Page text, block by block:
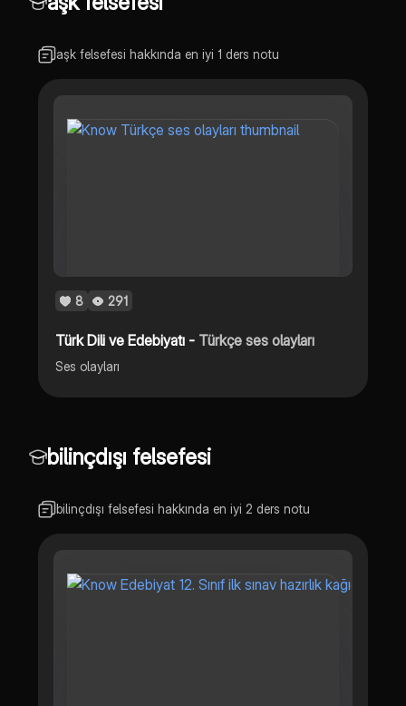
aşk felsefesi hakkında en iyi 1 ders notu
8 291
Türk Dili ve Edebiyatı - Türkçe ses olayları
Ses olayları
bilinçdışı felsefesi
bilinçdışı felsefesi hakkında en iyi 2 ders notu